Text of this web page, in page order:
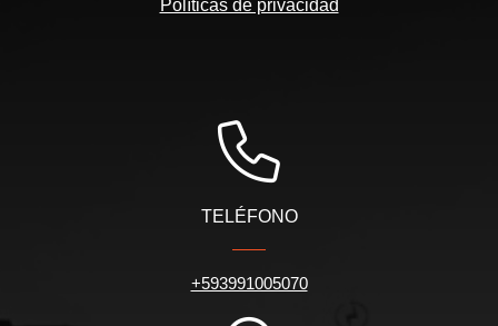
Políticas de privacidad
TELÉFONO
+593991005070